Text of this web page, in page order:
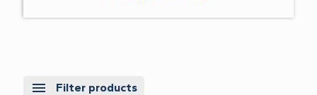
Filter products